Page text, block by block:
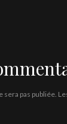
pas publiée.